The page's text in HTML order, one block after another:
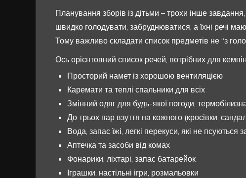
Планування зборів із дітьми – трохи інше
швидко голодувати, забруднюватися, а їхні речі
Тому важливо складати список предметів не “з
Ось орієнтовний список речей, потрібних для
Просторий намет із хорошою вентиляцією
Каремати та теплі спальники для всіх
Змінний одяг для будь-якої погоди,
До трьох пар взуття на кожного (кросівки,
Вода, запас їжі, легкі перекуси, які не псуються
Аптечка та засоби від комах
Фонарики, ліхтарі, запас батарейок
Іграшки, настільні ігри, розмальовки